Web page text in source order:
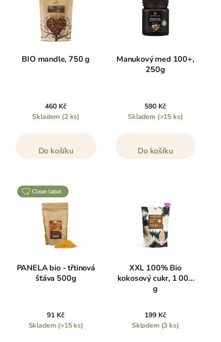
BIO mandle, 750 g
460 Kč
Skladem (2 ks)
Do košíku
Manukový med 100+,
250g
590 Kč
Skladem (>15 ks)
Do košíku
clean label
PANELA bio - třtinová
šťáva 500g
91 Kč
Skladem (>15 ks)
XXL 100% Bio
kokosový cukr, 1 000
g
199 Kč
Skladem (3 ks)